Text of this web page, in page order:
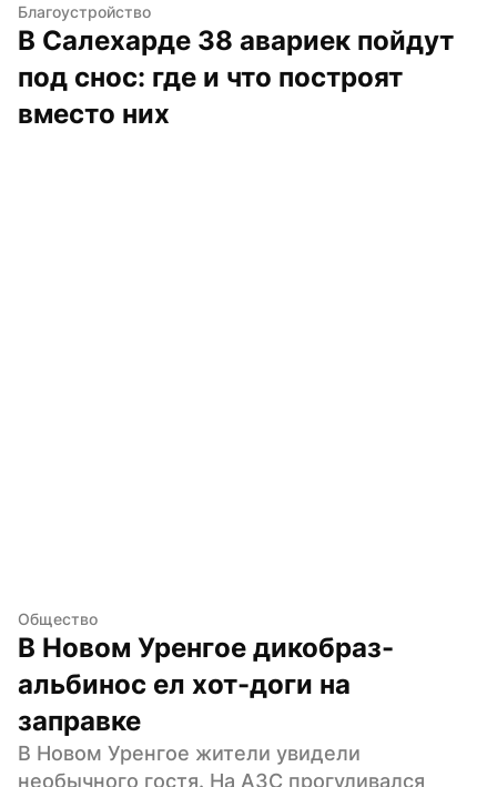
Благоустройство
В Салехарде 38 авариек пойдут
под снос: где и что построят
вместо них
Общество
В Новом Уренгое дикобраз-
альбинос ел хот-доги на
заправке
В Новом Уренгое жители увидели
необычного гостя. На АЗС прогуливался